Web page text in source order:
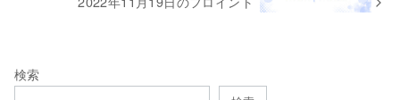
検索